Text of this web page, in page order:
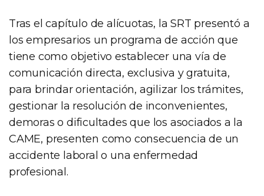
Tras el capítulo de alícuotas, la SRT presentó a
los empresarios un programa de acción que
tiene como objetivo establecer una vía de
comunicación directa, exclusiva y gratuita,
para brindar orientación, agilizar los trámites,
gestionar la resolución de inconvenientes,
demoras o dificultades que los asociados a la
CAME, presenten como consecuencia de un
accidente laboral o una enfermedad
profesional.